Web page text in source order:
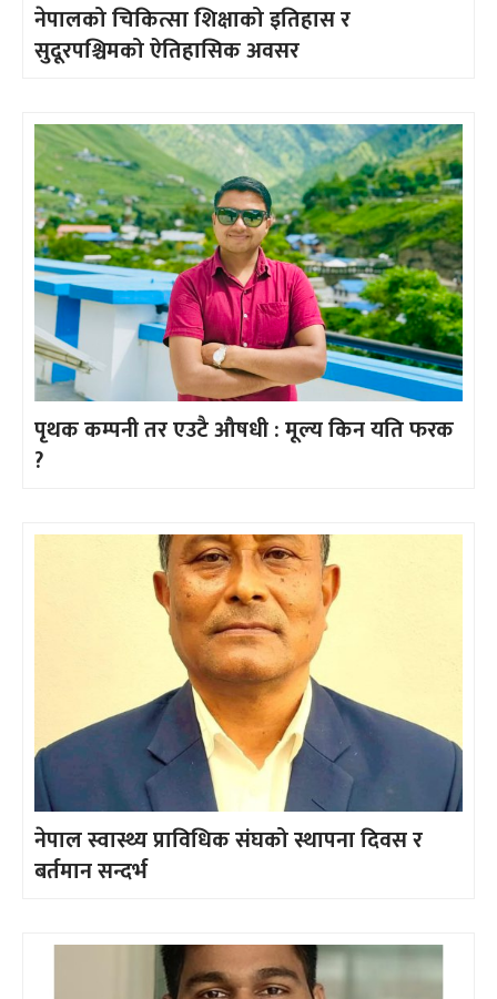
नेपालको चिकित्सा शिक्षाको इतिहास र
सुदूरपश्चिमको ऐतिहासिक अवसर
पृथक कम्पनी तर एउटै औषधी : मूल्य किन यति फरक
?
नेपाल स्वास्थ्य प्राविधिक संघको स्थापना दिवस र
बर्तमान सन्दर्भ